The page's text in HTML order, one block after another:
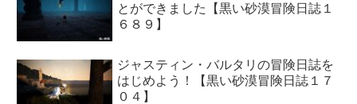
とができました【黒い砂漠冒険日誌１
６８９】
ジャスティン・バルタリの冒険日誌を
はじめよう！【黒い砂漠冒険日誌１７
０４】